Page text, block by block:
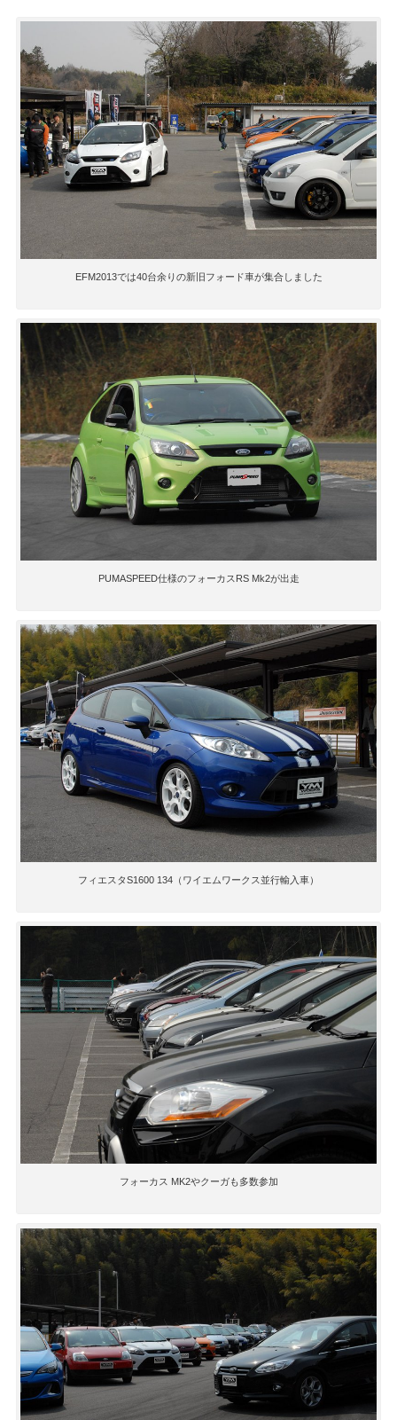
EFM2013では40台余りの新旧フォード車が集合しました
PUMASPEED仕様のフォーカスRS Mk2が出走
フィエスタS1600 134（ワイエムワークス並行輸入車）
フォーカス MK2やクーガも多数参加